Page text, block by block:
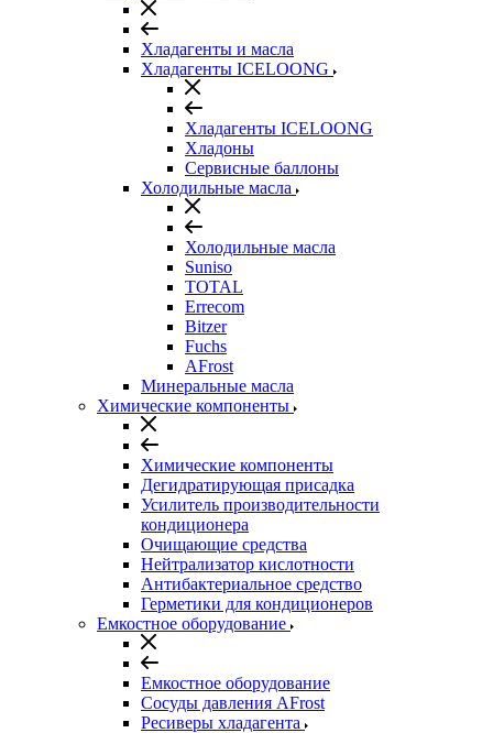
Хладагенты и масла
Хладагенты ICELOONG
Хладагенты ICELOONG
Хладоны
Сервисные баллоны
Холодильные масла
Холодильные масла
Suniso
TOTAL
Errecom
Bitzer
Fuchs
AFrost
Минеральные масла
Химические компоненты
Химические компоненты
Дегидратирующая присадка
Усилитель производительности
кондиционера
Очищающие средства
Нейтрализатор кислотности
Антибактериальное средство
Герметики для кондиционеров
Емкостное оборудование
Емкостное оборудование
Сосуды давления AFrost
Ресиверы хладагента